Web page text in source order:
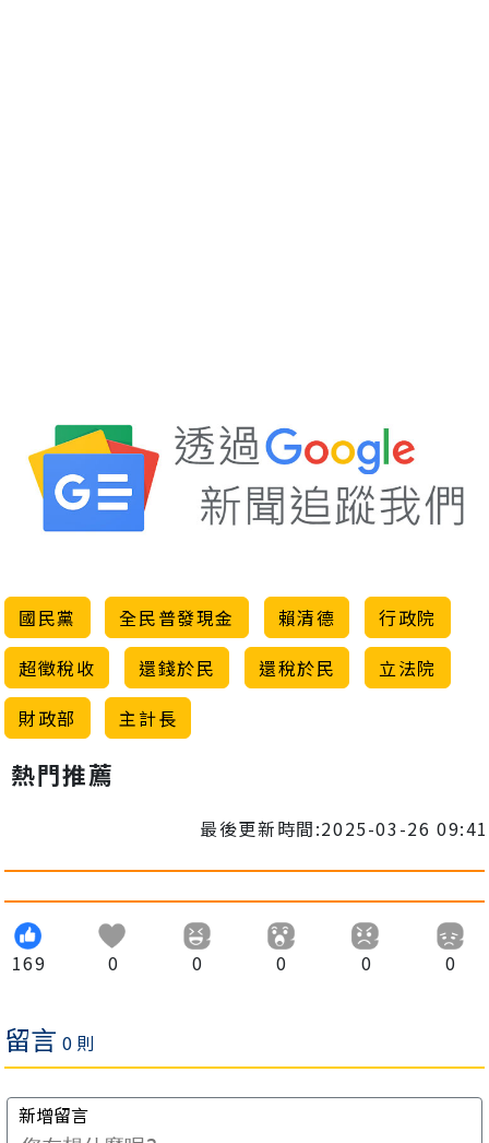
國民黨 全民普發現金 賴清德
行政院
超徵稅收
還錢於民 還稅於民
立法院
財政部
主計長
熱門推薦
最後更新時間:2025-03-26 09:41
169 0 0 0 0 0